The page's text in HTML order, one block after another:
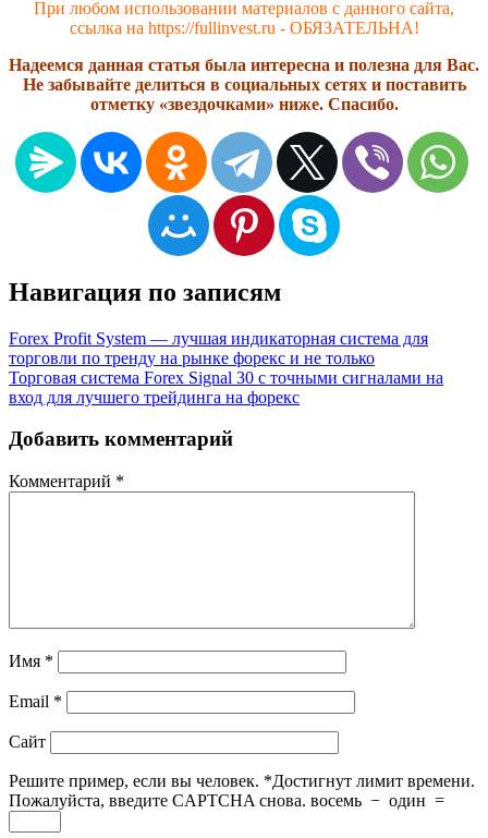
При любом использовании материалов с данного сайта,
ссылка на https://fullinvest.ru - ОБЯЗАТЕЛЬНА!
Надеемся данная статья была интересна и полезна для Вас.
Не забывайте делиться в социальных сетях и поставить
отметку «звездочками» ниже. Спасибо.
Навигация по записям
Forex Profit System — лучшая индикаторная система для
торговли по тренду на рынке форекс и не только
Торговая система Forex Signal 30 с точными сигналами на
вход для лучшего трейдинга на форекс
Добавить комментарий
Комментарий *
Имя *
Email *
Сайт
Решите пример, если вы человек. *Достигнут лимит времени.
Пожалуйста, введите CAPTCHA снова. восемь − один =